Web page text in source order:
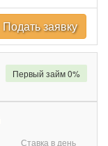
Подать заявку
Ставка в день
Первый займ 0%